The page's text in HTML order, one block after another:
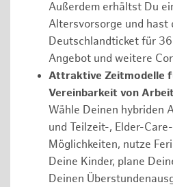
Außerdem erhältst Du
Altersvorsorge und hast
Deutschlandticket für
Angebot und weitere
Attraktive Zeitmodelle
Vereinbarkeit von
Wähle Deinen hybriden
und Teilzeit-, Elder-
Möglichkeiten, nutze
Deine Kinder, plane
Deinen